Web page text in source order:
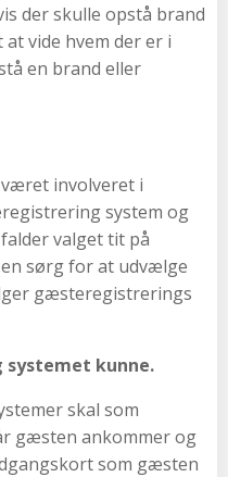
der skulle opstå brand
vide hvem der er i
en brand eller
involveret i
system og
valget tit på
sørg for at udvælge
gæsteregistrerings
kunne.
skal som
gæsten ankommer og
som gæsten